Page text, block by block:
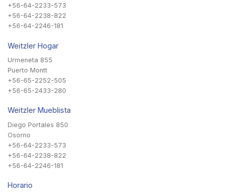
+56-64-2233-573
+56-64-2238-822
+56-64-2246-181
Weitzler Hogar
Urmeneta 855
Puerto Montt
+56-65-2252-505
+56-65-2433-280
Weitzler Mueblista
Diego Portales 850
Osorno
+56-64-2233-573
+56-64-2238-822
+56-64-2246-181
Horario